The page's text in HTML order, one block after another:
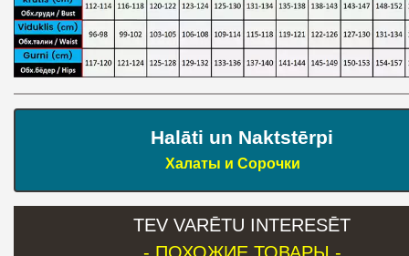
Halāti un Naktstērpi
Халаты и Сорочки
TEV VARĒTU INTERESĒT